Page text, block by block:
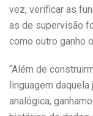
vez, verificar as
as de supervisão
como outro ganho
“Além de
linguagem
analógica,